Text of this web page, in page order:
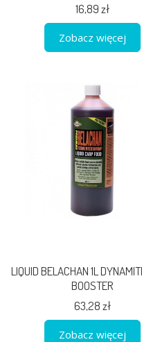
16,89 zł
Zobacz więcej
LIQUID BELACHAN 1L
BOOSTER
63,28 zł
Zobacz więcej